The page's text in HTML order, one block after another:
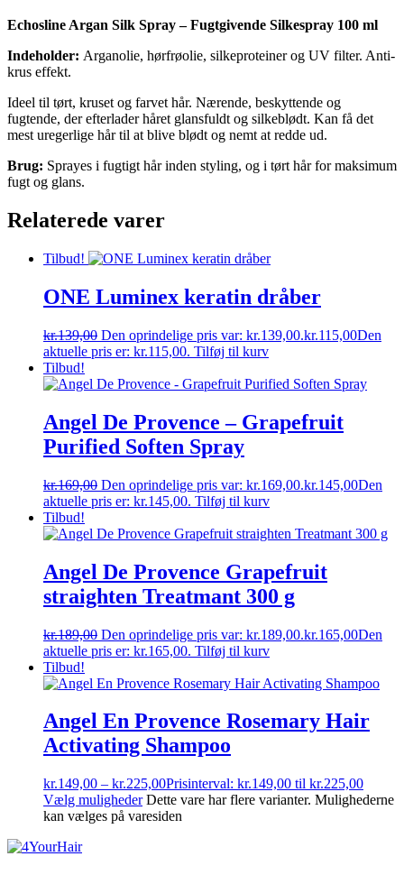
Echosline Argan Silk Spray – Fugtgivende Silkespray 100 ml
Indeholder: Arganolie, hørfrøolie, silkeproteiner og UV filter. Anti-
krus effekt.
Ideel til tørt, kruset og farvet hår. Nærende, beskyttende og
fugtende, der efterlader håret glansfuldt og silkeblødt. Kan få det
mest uregerlige hår til at blive blødt og nemt at redde ud.
Brug: Sprayes i fugtigt hår inden styling, og i tørt hår for maksimum
fugt og glans.
Relaterede varer
Tilbud!
ONE Luminex keratin dråber
kr.139,00 Den oprindelige pris var: kr.139,00.kr.115,00Den
aktuelle pris er: kr.115,00. Tilføj til kurv
Tilbud!
Angel De Provence – Grapefruit
Purified Soften Spray
kr.169,00 Den oprindelige pris var: kr.169,00.kr.145,00Den
aktuelle pris er: kr.145,00. Tilføj til kurv
Tilbud!
Angel De Provence Grapefruit
straighten Treatmant 300 g
kr.189,00 Den oprindelige pris var: kr.189,00.kr.165,00Den
aktuelle pris er: kr.165,00. Tilføj til kurv
Tilbud!
Angel En Provence Rosemary Hair
Activating Shampoo
kr.149,00 – kr.225,00Prisinterval: kr.149,00 til kr.225,00
Vælg muligheder Dette vare har flere varianter. Mulighederne
kan vælges på varesiden